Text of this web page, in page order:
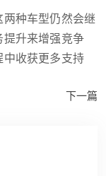
种车型仍然会继
升来增强竞争
收获更多支持
下一篇